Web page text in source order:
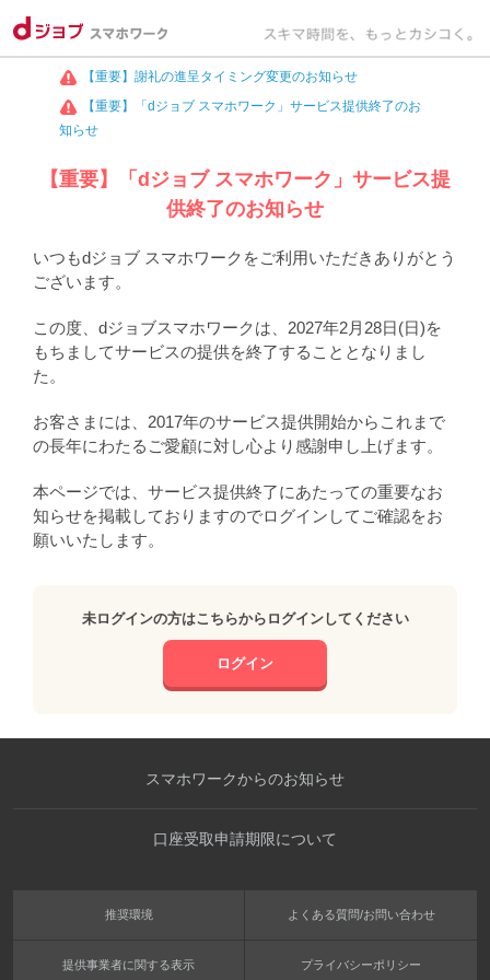
【重要】謝礼の進呈タイミング変更のお知らせ
【重要】「dジョブ スマホワーク」サービス提供終了のお
知らせ
【重要】「dジョブ スマホワーク」サービス提
供終了のお知らせ
いつもdジョブ スマホワークをご利用いただきありがとう
ございます。
この度、dジョブスマホワークは、2027年2月28日(日)を
もちましてサービスの提供を終了することとなりまし
た。
お客さまには、2017年のサービス提供開始からこれまで
の長年にわたるご愛顧に対し心より感謝申し上げます。
本ページでは、サービス提供終了にあたっての重要なお
知らせを掲載しておりますのでログインしてご確認をお
願いいたします。
未ログインの方はこちらからログインしてください
ログイン
スマホワークからのお知らせ
口座受取申請期限について
推奨環境 よくある質問/お問い合わせ
提供事業者に関する表示 プライバシーポリシー